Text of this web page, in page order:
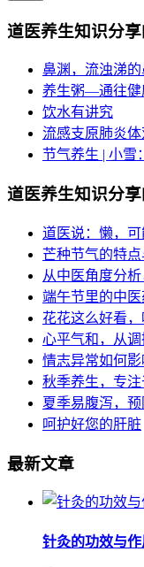
道医养生知识分
鼻渊，流浊涕的
养生粥—通往健
饮水有讲究
流感支原肺炎体
节气养生 | 小雪
道医养生知识分
道医说：懒，
芒种节气的特点
从中医角度分析
端午节里的中医
花花这么好看，
心平气和，从
情志异常如何影
秋季养生，专
夏季易腹泻，
呵护好您的肝脏
最新文章
针灸的功效与